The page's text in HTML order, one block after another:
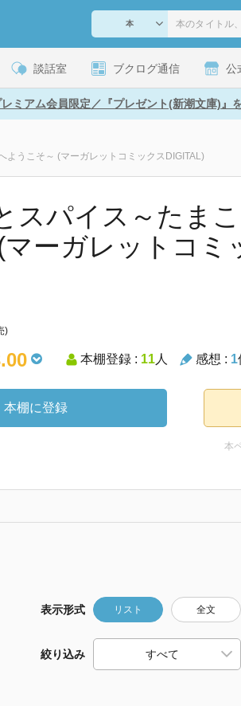
談話室 ブクログ通信 公
ミアム会員限定／『プレゼント(新潮文庫)』
ようこそ～ (マーガレットコミックスDIGITAL)
スパイス～たま
マーガレットコミ
)
本棚登録 : 11人 感想 : 1
本棚に登録
本
表示形式 リスト 全文
絞り込み